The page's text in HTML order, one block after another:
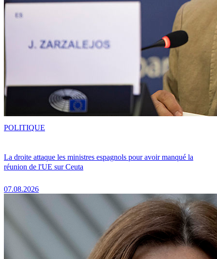
La droite attaque les ministres espagnols pour avoir manqué la
réunion de l'UE sur Ceuta
07.08.2026
POLITIQUE